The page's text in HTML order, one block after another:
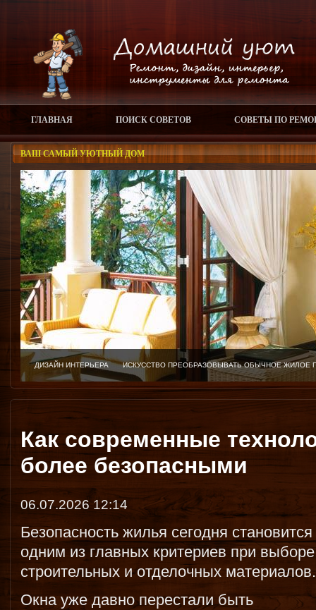
ГЛАВНАЯ ПОИСК СОВЕТОВ СОВЕТЫ ПО
ВАШ САМЫЙ УЮТНЫЙ ДОМ
ДИЗАЙН ИНТЕРЬЕРА ИСКУССТВО ПРЕОБРАЗОВЫВАТЬ ОБЫЧНОЕ
Как современные
более безопасными
06.07.2026 12:14
Безопасность жилья сегодня становится
одним из главных критериев при выборе
строительных и отделочных материалов.
Окна уже давно перестали быть